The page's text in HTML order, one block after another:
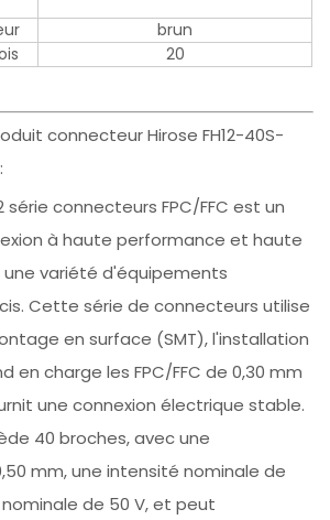
brun
20
connecteur Hirose FH12-40S-
série connecteurs FPC/FFC est un
à haute performance et haute
variété d'équipements
Cette série de connecteurs utilise
en surface (SMT), l'installation
en charge les FPC/FFC de 0,30 mm
une connexion électrique stable.
40 broches, avec une
mm, une intensité nominale de
de 50 V, et peut